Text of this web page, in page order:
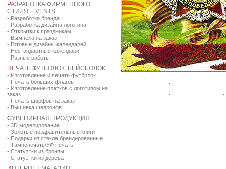
РАЗРАБОТКА ФИРМЕННОГО
СТИЛЯ, EVENTS
- Разработка бренда
- Разработка дизайна логотипа
- Открытки к праздникам
- Вымпела на заказ
- Готовые дизайны календарей
- Нестандартные календари
- Разные работы
П ЕЧАТЬ ФУТБОЛОК, БЕЙСБОЛОК
- Изготовление и печать футболок
- Печать больших флагов
- Изготовление платков с логотипом на
заказ
- Печать шарфов на заказ
- Вышивка шевронов
СУВЕНИРНАЯ ПРОДУКЦИЯ
- 3D моделирование
- Золотые поздравительные книги
- Подарки из стекла брендированные
- Тампопечать/УФ печать
- Статуэтки из бронзы
- Статуэтки из дерева